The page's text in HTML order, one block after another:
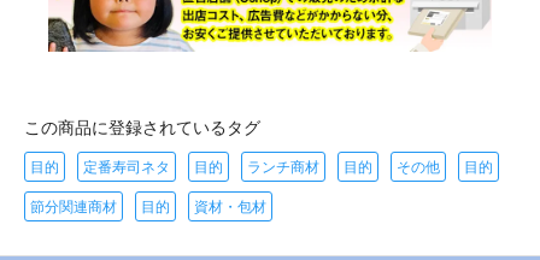
この商品に登録されているタグ
目的 定番寿司ネタ 目的 ランチ商材 目的 その他 目的
節分関連商材 目的 資材・包材